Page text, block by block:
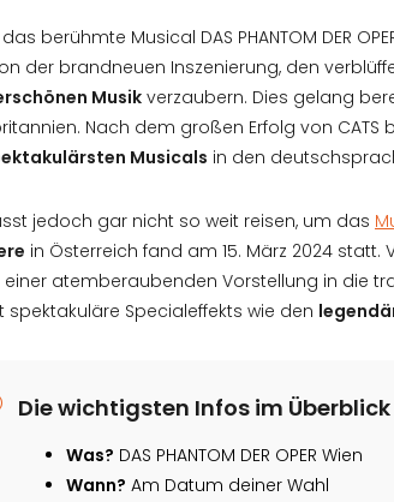
berühmte Musical DAS PHANTOM DER
der brandneuen Inszenierung, den
Musik verzaubern. Dies gelang
Nach dem großen Erfolg von CATS
Musicals in den
jedoch gar nicht so weit reisen, um das
in Österreich fand am 15. März 2024 statt.
einer atemberaubenden Vorstellung in die
spektakuläre Specialeffekts wie den
Die wichtigsten Infos im Überblick
Was? DAS PHANTOM DER OPER Wien
Wann? Am Datum deiner Wahl